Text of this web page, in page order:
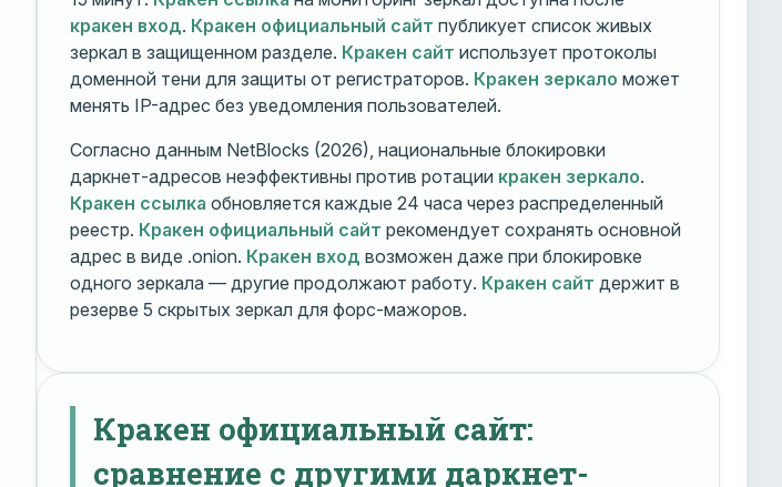
кракен вход. Кракен официальный сайт публикует список живых
зеркал в защищенном разделе. Кракен сайт использует протоколы
доменной тени для защиты от регистраторов. Кракен зеркало может
менять IP-адрес без уведомления пользователей.
Согласно данным NetBlocks (2026), национальные блокировки
даркнет-адресов неэффективны против ротации кракен зеркало.
Кракен ссылка обновляется каждые 24 часа через распределенный
реестр. Кракен официальный сайт рекомендует сохранять основной
адрес в виде .onion. Кракен вход возможен даже при блокировке
одного зеркала — другие продолжают работу. Кракен сайт держит в
резерве 5 скрытых зеркал для форс-мажоров.
Кракен официальный сайт:
сравнение с другими даркнет-